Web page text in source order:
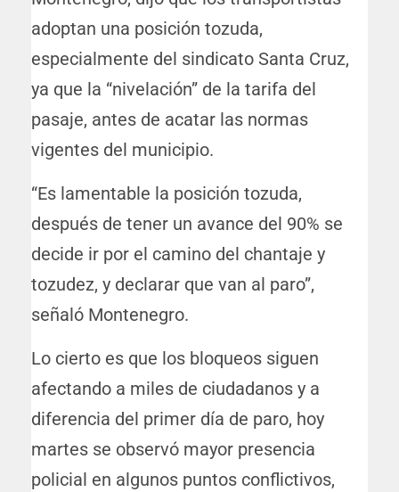
adoptan una posición tozuda,
especialmente del sindicato Santa Cruz,
ya que la “nivelación” de la tarifa del
pasaje, antes de acatar las normas
vigentes del municipio.
“Es lamentable la posición tozuda,
después de tener un avance del 90% se
decide ir por el camino del chantaje y
tozudez, y declarar que van al paro”,
señaló Montenegro.
Lo cierto es que los bloqueos siguen
afectando a miles de ciudadanos y a
diferencia del primer día de paro, hoy
martes se observó mayor presencia
policial en algunos puntos conflictivos,